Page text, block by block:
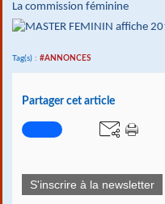
La commission féminine
Tag(s) : #ANNONCES
Partager cet article
S'inscrire à la newsletter